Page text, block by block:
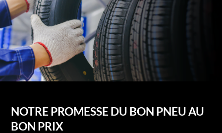
NOTRE PROMESSE DU BON PNEU AU
BON PRIX